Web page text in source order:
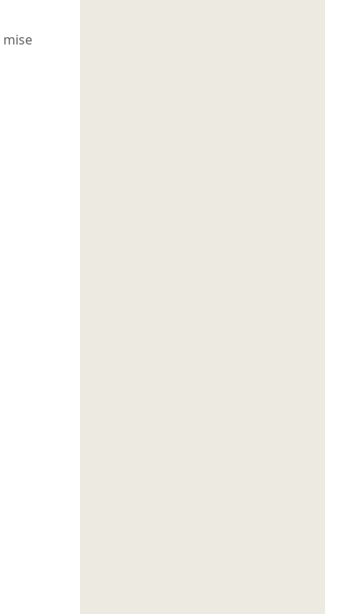
mise